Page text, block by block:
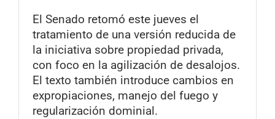
El Senado retomó este jueves el
tratamiento de una versión reducida de
la iniciativa sobre propiedad privada,
con foco en la agilización de desalojos.
El texto también introduce cambios en
expropiaciones, manejo del fuego y
regularización dominial.